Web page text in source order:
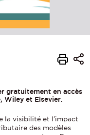
gratuitement en accès
Wiley et Elsevier.
la visibilité et l’impact
des modèles